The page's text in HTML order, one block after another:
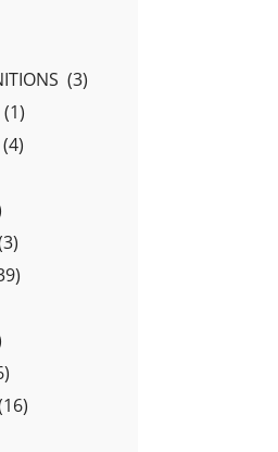
(3)
1)
4)
3)
)
)
16)